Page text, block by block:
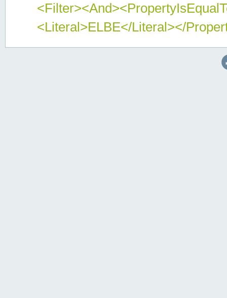
<Literal>ELBE</Literal></